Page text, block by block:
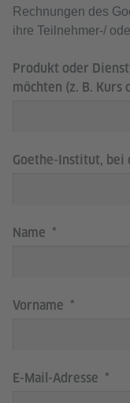
Rechnungen des
ihre Teilnehmer-/
Produkt oder
möchten (z. B. Kurs
Goethe-Institut, bei
Name
Vorname
E-Mail-Adresse